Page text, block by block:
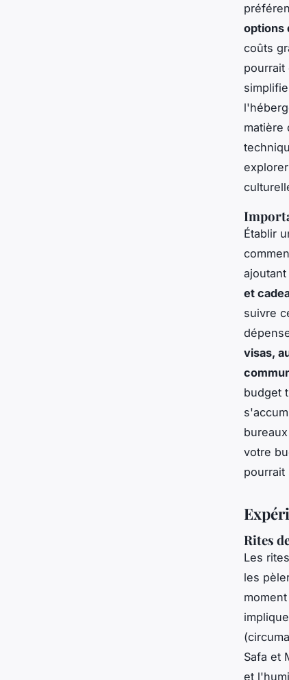
options
coûts
pourrait
matière
Établir
et
suivre
visas,
budget
votre
pourrait
Rites
Les
les
Safa et
et